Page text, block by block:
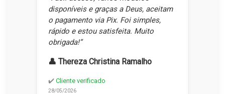
disponíveis e graças a Deus, aceitam
o pagamento via Pix. Foi simples,
rápido e estou satisfeita. Muito
obrigada!”
👤 Thereza Christina Ramalho
✔️ Cliente verificado
28/05/2026